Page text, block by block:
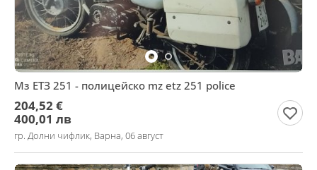
Мз ЕТЗ 251 - полицейско mz etz 251 police
204,52 €
400,01 лв
гр. Долни чифлик, Варна, 06 август